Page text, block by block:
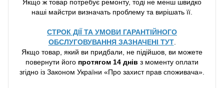
Якщо ж товар потребує ремонту, тоді не менш швидко
наші майстри визначать проблему та вирішать її.
СТРОК ДІЇ ТА УМОВИ ГАРАНТІЙНОГО
ОБСЛУГОВУВАННЯ ЗАЗНАЧЕНІ ТУТ.
Якщо товар, який ви придбали, не підійшов, ви можете
повернути його протягом 14 днів з моменту оплати
згідно із Законом України «Про захист прав споживача».